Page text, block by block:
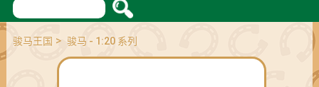
骏马王国 > 骏马 - 1:20 系列